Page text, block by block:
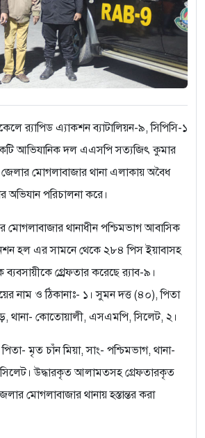
র‌্যাপিড এ্যাকশন ব্যাটালিয়ন-৯, সিপিসি-১
আভিযানিক দল এএসপি সত্যজিৎ কুমার
মোগলাবাজার থানা এলাকায় অবৈধ
অভিযান পরিচালনা করে।
মোগলাবাজার থানাধীন পশ্চিমভাগ আবাসিক
হল এর সামনে থেকে ২৮৪ পিস ইয়াবাসহ
গ্র্রেফতার করেছে র‌্যাব-৯।
নাম ও ঠিকানাঃ- ১। সুমন দত্ত (৪০), পিতা
থানা- কোতোয়ালী, এসএমপি, সিলেট, ২।
মৃত চাঁন মিয়া, সাং- পশ্চিমভাগ, থানা-
উদ্ধারকৃত আলামতসহ গ্রেফতারকৃত
মোগলাবাজার থানায় হস্তান্তর করা